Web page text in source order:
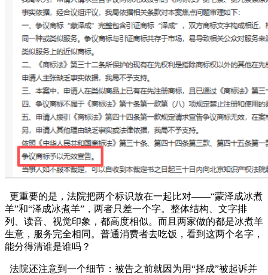
更重要的是，法院把两个标识放在一起比对——“蒙泽成冰煮
羊”和“泽成冰煮羊”，两者只差一个字。整体结构、文字排
列、读音、视觉印象，都高度相似。而且两家做的都是冰煮羊
生意，服务完全相同。普通消费者去吃饭，看到这两个名字，
能分得清谁是谁吗？
法院还注意到一个细节：被告之前就因为用“择成”被起诉并